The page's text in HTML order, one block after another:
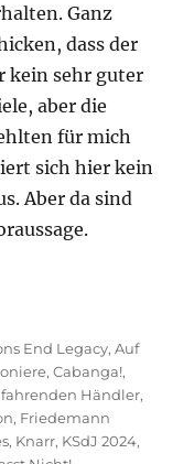
Ganz
dass der
kein sehr guter
aber die
für mich
sich hier kein
Aber da sind
End Legacy,Auf
,Cabanga!,
Händler,
, Friedemann
, Knarr, KSdJ 2024,